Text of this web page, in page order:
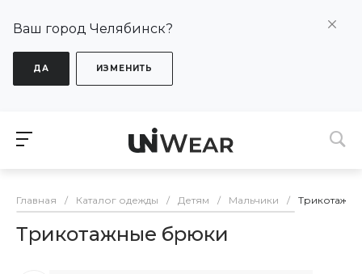
Ваш город Челябинск?
ДА ИЗМЕНИТЬ
Главная / Каталог одежды / Детям / Мальчики /
Трикотажные брюки